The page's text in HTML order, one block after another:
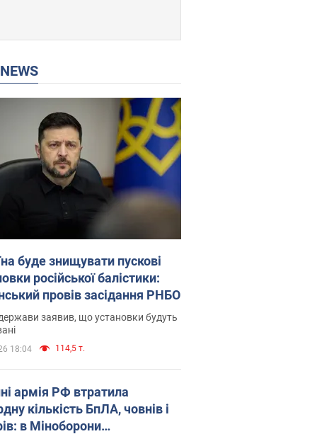
NEWS
буде знищувати пускові
російської балістики:
провів засідання РНБО
заявив, що установки будуть
18:04 114,5 т.
армія РФ втратила
кількість БпЛА, човнів і
в Міноборони